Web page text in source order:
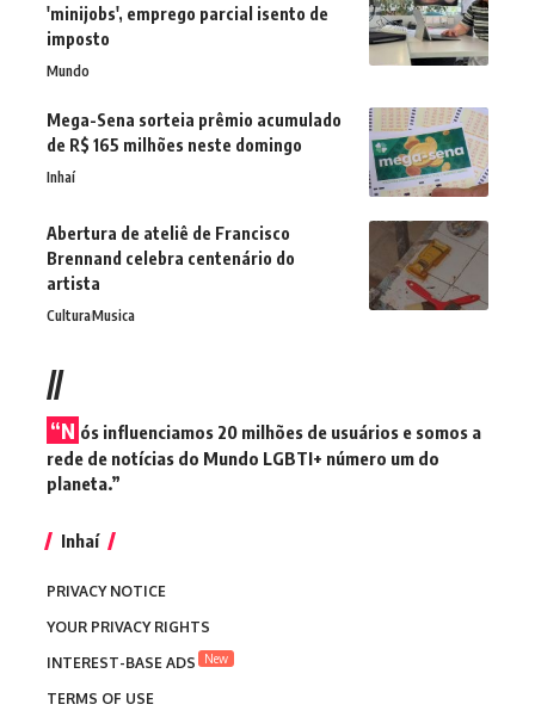
'minijobs', emprego parcial isento de
imposto
Mundo
Mega-Sena sorteia prêmio acumulado
de R$ 165 milhões neste domingo
Inhaí
Abertura de ateliê de Francisco
Brennand celebra centenário do
artista
CulturaMusica
//
“N ós influenciamos 20 milhões de usuários e somos a
rede de notícias do Mundo LGBTI+ número um do
planeta.”
Inhaí
PRIVACY NOTICE
YOUR PRIVACY RIGHTS
INTEREST-BASE ADS
New
TERMS OF USE